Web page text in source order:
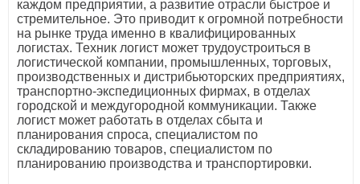
каждом предприятии, а развитие отрасли быстрое и
стремительное. Это приводит к огромной потребности
на рынке труда именно в квалифицированных
логистах. Техник логист может трудоустроиться в
логистической компании, промышленных, торговых,
производственных и дистрибьюторских предприятиях,
транспортно-экспедиционных фирмах, в отделах
городской и междугородной коммуникации. Также
логист может работать в отделах сбыта и
планирования спроса, специалистом по
складированию товаров, специалистом по
планированию производства и транспортировки.